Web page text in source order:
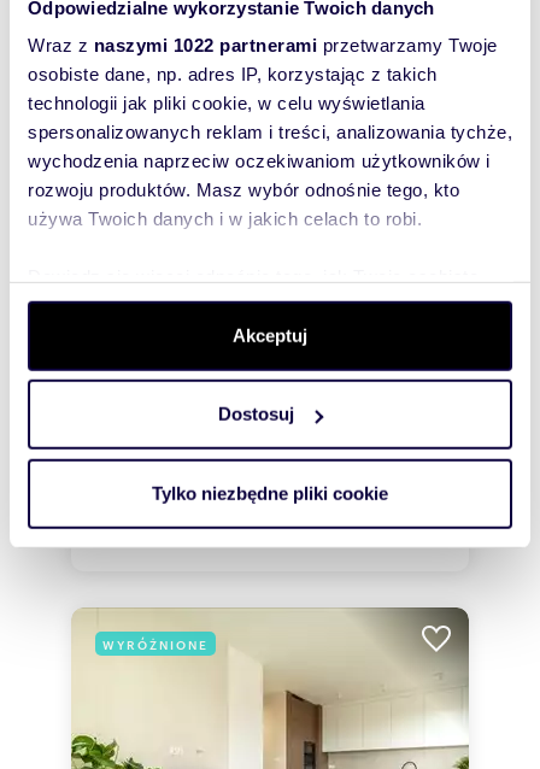
Odpowiedzialne wykorzystanie Twoich danych
Wraz z naszymi 1022 partnerami przetwarzamy Twoje
osobiste dane, np. adres IP, korzystając z takich
technologii jak pliki cookie, w celu wyświetlania
spersonalizowanych reklam i treści, analizowania tychże,
wychodzenia naprzeciw oczekiwaniom użytkowników i
rozwoju produktów. Masz wybór odnośnie tego, kto
używa Twoich danych i w jakich celach to robi.
dane są przetwarzane oraz ustaw własne preferencje w
. W Deklaracji plików cookie możesz
zmienić lub wycofać swoją zgodę w dowolnej chwili.
Wykorzystujemy pliki cookie do spersonalizowania treści
i reklam, aby oferować funkcje społecznościowe i
korzystasz z naszej witryny, udostępniamy partnerom
korzystania z ich usług.
Akceptuj
Dostosuj
Tylko niezbędne pliki cookie
2 100 zł/mc + czynsz: 400 zł
mieszkanie Radom, Borki, Mariacka
34m2 położone na parterze budynku
apartamentowca przy ul. Mariackiej w
Radomiu.Mies...
WYRÓŻNIONE